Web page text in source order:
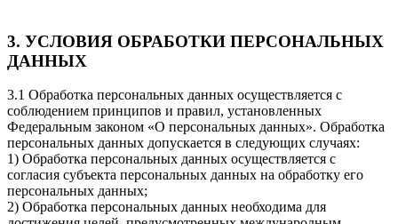
3. УСЛОВИЯ ОБРАБОТКИ ПЕРСОНАЛЬНЫХ
ДАННЫХ
3.1 Обработка персональных данных осуществляется с
соблюдением принципов и правил, установленных
Федеральным законом «О персональных данных». Обработка
персональных данных допускается в следующих случаях:
1) Обработка персональных данных осуществляется с
согласия субъекта персональных данных на обработку его
персональных данных;
2) Обработка персональных данных необходима для